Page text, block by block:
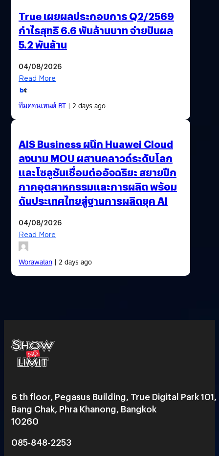
True เผยผลประกอบการ Q2/2569
กำไรสุทธิ 6.6 พันล้านบาท จ่ายปันผล
5.2 พันล้าน
04/08/2026
Read More
ทีมคอนเทนต์ BT| 2 days ago
AIS Business ผนึก Huawei Cloud
ลงนาม MOU ผสานคลาวด์ระดับโลก
และโซลูชันเชื่อมต่ออัจฉริยะ สยายปีก
ภาคอุตสาหกรรมและการผลิต พร้อม
ดันประเทศไทยสู่ฐานการผลิตยุค AI
04/08/2026
Read More
Worawalan| 2 days ago
6 th floor, Pegasus Building, True Digital Park 101,
Bang Chak, Phra Khanong, Bangkok
10260
085-848-2253